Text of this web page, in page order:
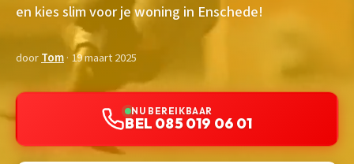
en kies slim voor je woning in Enschede!
doorTom· 19 maart 2025
NU BEREIKBAAR
BEL 085 019 06 01